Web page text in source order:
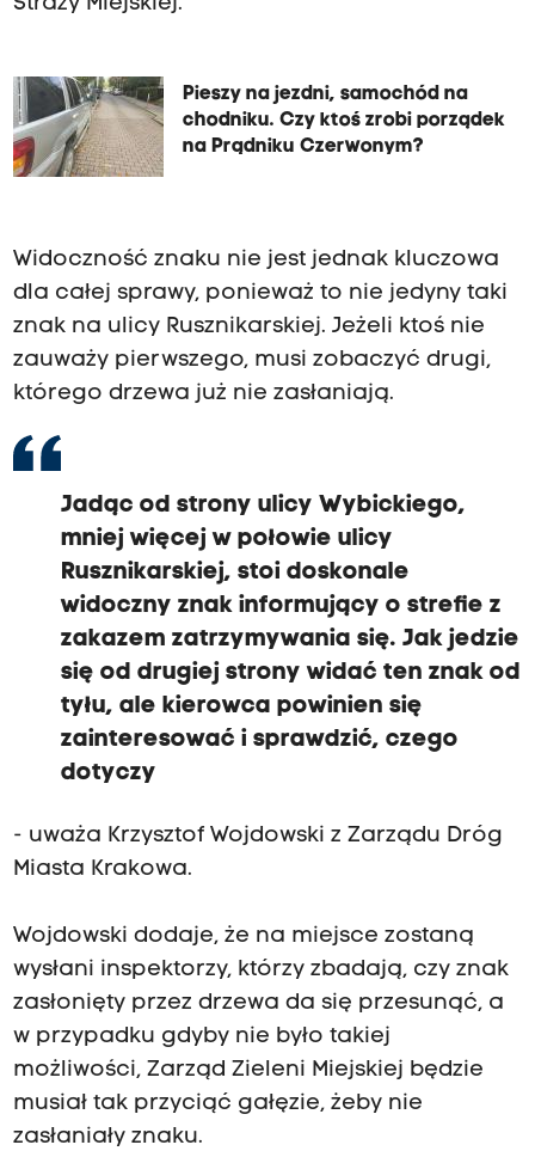
Pieszy na jezdni, samochód na
chodniku. Czy ktoś zrobi porządek
na Prądniku Czerwonym?
Widoczność znaku nie jest jednak kluczowa
dla całej sprawy, ponieważ to nie jedyny taki
znak na ulicy Rusznikarskiej. Jeżeli ktoś nie
zauważy pierwszego, musi zobaczyć drugi,
którego drzewa już nie zasłaniają.
Jadąc od strony ulicy Wybickiego,
mniej więcej w połowie ulicy
Rusznikarskiej, stoi doskonale
widoczny znak informujący o strefie z
zakazem zatrzymywania się. Jak jedzie
się od drugiej strony widać ten znak od
tyłu, ale kierowca powinien się
zainteresować i sprawdzić, czego
dotyczy
- uważa Krzysztof Wojdowski z Zarządu Dróg
Miasta Krakowa.
Wojdowski dodaje, że na miejsce zostaną
wysłani inspektorzy, którzy zbadają, czy znak
zasłonięty przez drzewa da się przesunąć, a
w przypadku gdyby nie było takiej
możliwości, Zarząd Zieleni Miejskiej będzie
musiał tak przyciąć gałęzie, żeby nie
zasłaniały znaku.